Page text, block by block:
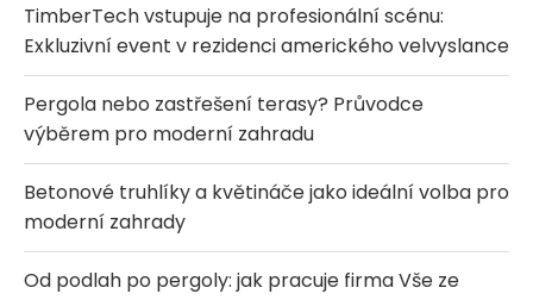
TimberTech vstupuje na profesionální scénu:
Exkluzivní event v rezidenci amerického velvyslance
Pergola nebo zastřešení terasy? Průvodce
výběrem pro moderní zahradu
Betonové truhlíky a květináče jako ideální volba pro
moderní zahrady
Od podlah po pergoly: jak pracuje firma Vše ze